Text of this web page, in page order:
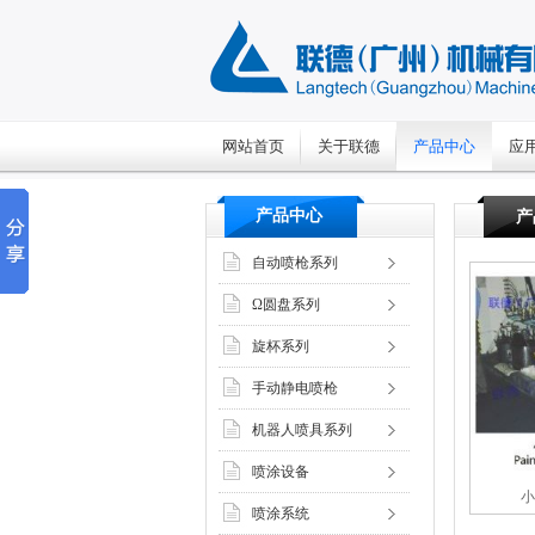
网站首页 关于联德 产品中心 应
产品中心
自动喷枪系列
Ω圆盘系列
旋杯系列
手动静电喷枪
机器人喷具系列
喷涂设备
喷涂系统